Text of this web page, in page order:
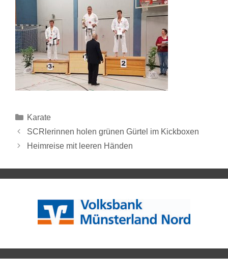
Karate
SCRlerinnen holen grünen Gürtel im Kickboxen
Heimreise mit leeren Händen